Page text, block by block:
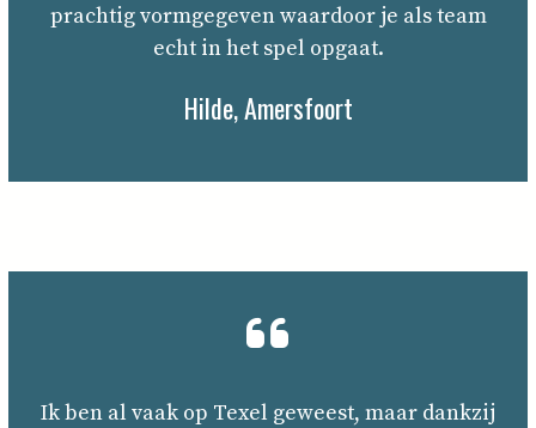
prachtig vormgegeven waardoor je als team
echt in het spel opgaat.
Hilde, Amersfoort
Ik ben al vaak op Texel geweest, maar dankzij